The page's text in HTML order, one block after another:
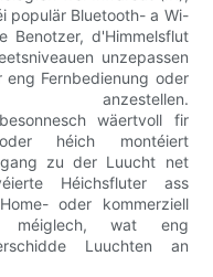
populär Bluetooth- a Wi-
Benotzer, d'Himmelsflut
unzepassen
Fernbedienung oder
anzestellen.
wäertvoll fir
héich montéiert
zu der Luucht net
Héichsfluter ass
oder kommerziell
méiglech, wat eng
Luuchten an